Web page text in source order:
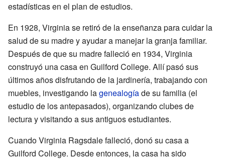
estadísticas en el plan de estudios.
En 1928, Virginia se retiró de la enseñanza para cuidar la
salud de su madre y ayudar a manejar la granja familiar.
Después de que su madre falleció en 1934, Virginia
construyó una casa en Guilford College. Allí pasó sus
últimos años disfrutando de la jardinería, trabajando con
muebles, investigando lagenealogíade su familia (el
estudio de los antepasados), organizando clubes de
lectura y visitando a sus antiguos estudiantes.
Cuando Virginia Ragsdale falleció, donó su casa a
Guilford College. Desde entonces, la casa ha sido